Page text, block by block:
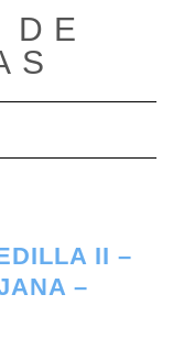
DE
de navegación
II –
–